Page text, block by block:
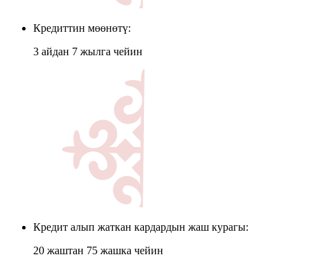
Кредиттин мөөнөтү:
3 айдан 7 жылга чейин
Кредит алып жаткан кардардын жаш курагы:
20 жаштан 75 жашка чейин